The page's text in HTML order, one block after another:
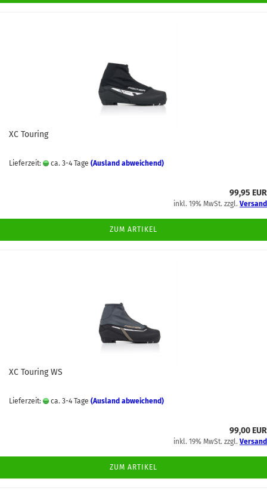
XC Touring
Lieferzeit: ca. 3-4 Tage (Ausland abweichend)
99,95 EUR
inkl. 19% MwSt. zzgl. Versand
ZUM ARTIKEL
XC Touring WS
Lieferzeit: ca. 3-4 Tage (Ausland abweichend)
99,00 EUR
inkl. 19% MwSt. zzgl. Versand
ZUM ARTIKEL